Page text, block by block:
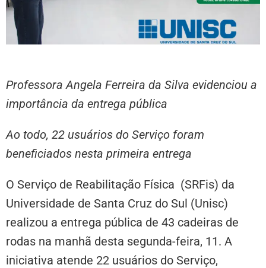
Professora Angela Ferreira da Silva evidenciou a
importância da entrega pública
Ao todo, 22 usuários do Serviço foram
beneficiados nesta primeira entrega
O Serviço de Reabilitação Física (SRFis) da
Universidade de Santa Cruz do Sul (Unisc)
realizou a entrega pública de 43 cadeiras de
rodas na manhã desta segunda-feira, 11. A
iniciativa atende 22 usuários do Serviço,